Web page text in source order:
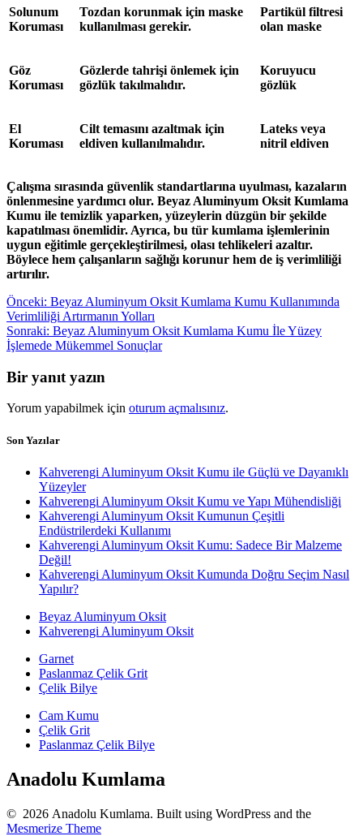
Solunum
Koruması
Tozdan korunmak için maske
kullanılması gerekir.
Partikül filtresi
olan maske
Göz
Koruması
Gözlerde tahrişi önlemek için
gözlük takılmalıdır.
Koruyucu
gözlük
El
Koruması
Cilt temasını azaltmak için
eldiven kullanılmalıdır.
Lateks veya
nitril eldiven
Çalışma sırasında güvenlik standartlarına uyulması, kazaların
önlenmesine yardımcı olur. Beyaz Aluminyum Oksit Kumlama
Kumu ile temizlik yaparken, yüzeylerin düzgün bir şekilde
kapatılması önemlidir. Ayrıca, bu tür kumlama işlemlerinin
uygun eğitimle gerçekleştirilmesi, olası tehlikeleri azaltır.
Böylece hem çalışanların sağlığı korunur hem de iş verimliliği
artırılır.
Yazı
gezinmesi
Önceki: Önceki
yazı:
Beyaz Aluminyum Oksit Kumlama Kumu Kullanımında
Verimliliği Artırmanın Yolları
Sonraki: Sonraki
yazı:
Beyaz Aluminyum Oksit Kumlama Kumu İle Yüzey
İşlemede Mükemmel Sonuçlar
Bir yanıt yazın
Yorum yapabilmek için oturum açmalısınız.
Son Yazılar
Kahverengi Aluminyum Oksit Kumu ile Güçlü ve Dayanıklı
Yüzeyler
Kahverengi Aluminyum Oksit Kumu ve Yapı Mühendisliği
Kahverengi Aluminyum Oksit Kumunun Çeşitli
Endüstrilerdeki Kullanımı
Kahverengi Aluminyum Oksit Kumu: Sadece Bir Malzeme
Değil!
Kahverengi Aluminyum Oksit Kumunda Doğru Seçim Nasıl
Yapılır?
Beyaz Aluminyum Oksit
Kahverengi Aluminyum Oksit
Garnet
Paslanmaz Çelik Grit
Çelik Bilye
Cam Kumu
Çelik Grit
Paslanmaz Çelik Bilye
Anadolu Kumlama
© 2026 Anadolu Kumlama. Built using WordPress and the
Mesmerize Theme